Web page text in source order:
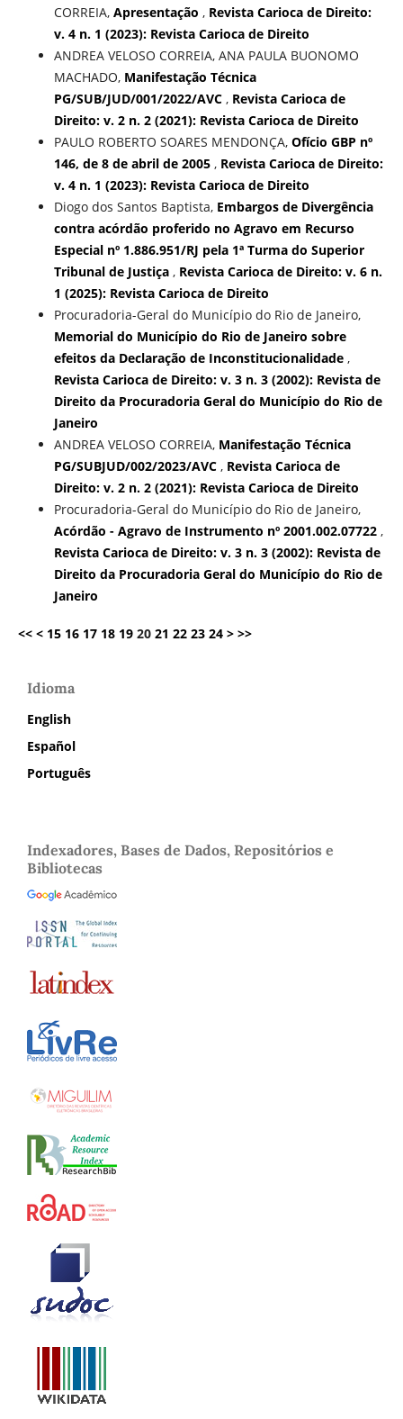
CORREIA, Apresentação , Revista Carioca de Direito:
v. 4 n. 1 (2023): Revista Carioca de Direito
ANDREA VELOSO CORREIA, ANA PAULA BUONOMO
MACHADO, Manifestação Técnica
PG/SUB/JUD/001/2022/AVC , Revista Carioca de
Direito: v. 2 n. 2 (2021): Revista Carioca de Direito
PAULO ROBERTO SOARES MENDONÇA, Ofício GBP nº
146, de 8 de abril de 2005 , Revista Carioca de Direito:
v. 4 n. 1 (2023): Revista Carioca de Direito
Diogo dos Santos Baptista, Embargos de Divergência
contra acórdão proferido no Agravo em Recurso
Especial nº 1.886.951/RJ pela 1ª Turma do Superior
Tribunal de Justiça , Revista Carioca de Direito: v. 6 n.
1 (2025): Revista Carioca de Direito
Procuradoria-Geral do Município do Rio de Janeiro,
Memorial do Município do Rio de Janeiro sobre
efeitos da Declaração de Inconstitucionalidade ,
Revista Carioca de Direito: v. 3 n. 3 (2002): Revista de
Direito da Procuradoria Geral do Município do Rio de
Janeiro
ANDREA VELOSO CORREIA, Manifestação Técnica
PG/SUBJUD/002/2023/AVC , Revista Carioca de
Direito: v. 2 n. 2 (2021): Revista Carioca de Direito
Procuradoria-Geral do Município do Rio de Janeiro,
Acórdão - Agravo de Instrumento nº 2001.002.07722 ,
Revista Carioca de Direito: v. 3 n. 3 (2002): Revista de
Direito da Procuradoria Geral do Município do Rio de
Janeiro
<< < 15 16 17 18 19 20 21 22 23 24 > >>
Idioma
English
Español
Português
Indexadores, Bases de Dados, Repositórios e
Bibliotecas